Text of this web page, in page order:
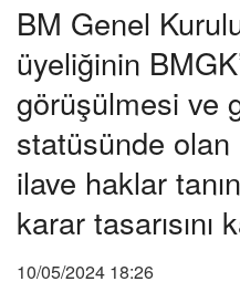
BM Genel
üyeliğinin
görüşülmesi ve
statüsünde olan
ilave haklar
karar tasarısını
10/05/2024 18:26